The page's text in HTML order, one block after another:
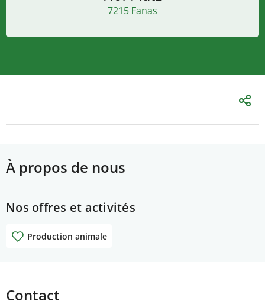
7215 Fanas
À propos de nous
Nos offres et activités
Production animale
Contact